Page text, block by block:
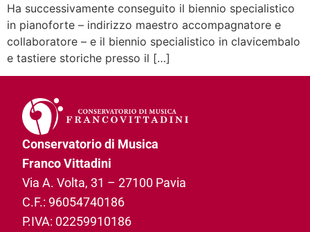
Ha successivamente conseguito il biennio specialistico
in pianoforte – indirizzo maestro accompagnatore e
collaboratore – e il biennio specialistico in clavicembalo
e tastiere storiche presso il […]
Conservatorio di Musica
Franco Vittadini
Via A. Volta, 31­ – 27100 Pavia
C.F.: 96054740186­
P.IVA: 02259910186­